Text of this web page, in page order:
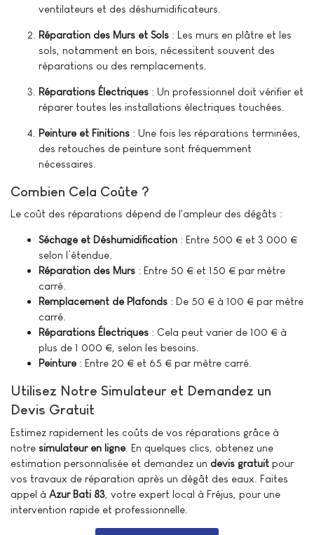
ventilateurs et des déshumidificateurs.
Réparation des Murs et Sols : Les murs en plâtre et les
sols, notamment en bois, nécessitent souvent des
réparations ou des remplacements.
Réparations Électriques : Un professionnel doit vérifier et
réparer toutes les installations électriques touchées.
Peinture et Finitions : Une fois les réparations terminées,
des retouches de peinture sont fréquemment
nécessaires.
Combien Cela Coûte ?
Le coût des réparations dépend de l'ampleur des dégâts :
Séchage et Déshumidification : Entre 500 € et 3 000 €
selon l’étendue.
Réparation des Murs : Entre 50 € et 150 € par mètre
carré.
Remplacement de Plafonds : De 50 € à 100 € par mètre
carré.
Réparations Électriques : Cela peut varier de 100 € à
plus de 1 000 €, selon les besoins.
Peinture : Entre 20 € et 65 € par mètre carré.
Utilisez Notre Simulateur et Demandez un
Devis Gratuit
Estimez rapidement les coûts de vos réparations grâce à
notre simulateur en ligne . En quelques clics, obtenez une
estimation personnalisée et demandez un devis gratuit pour
vos travaux de réparation après un dégât des eaux. Faites
appel à Azur Bati 83 , votre expert local à Fréjus, pour une
intervention rapide et professionnelle.